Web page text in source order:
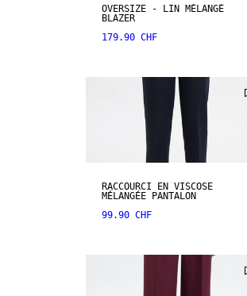
OVERSIZE - LIN MÉLANGÉ
BLAZER
179.90 CHF
RACCOURCI EN VISCOSE
MÉLANGÉE PANTALON
99.90 CHF